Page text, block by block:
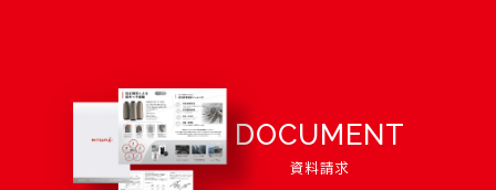
DOCUMENT
資料請求